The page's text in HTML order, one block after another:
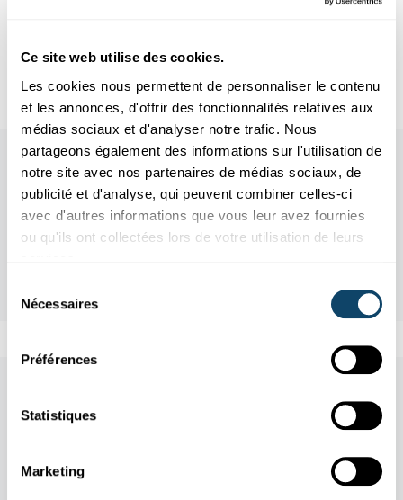
Ce site web utilise des cookies.
Les cookies nous permettent de personnaliser le contenu
et les annonces, d'offrir des fonctionnalités relatives aux
médias sociaux et d'analyser notre trafic. Nous
partageons également des informations sur l'utilisation de
notre site avec nos partenaires de médias sociaux, de
publicité et d'analyse, qui peuvent combiner celles-ci
avec d'autres informations que vous leur avez fournies
ou qu'ils ont collectées lors de votre utilisation de leurs
Nécessaires
Préférences
Statistiques
Marketing
Fuerschung zu Lëtzebuerg